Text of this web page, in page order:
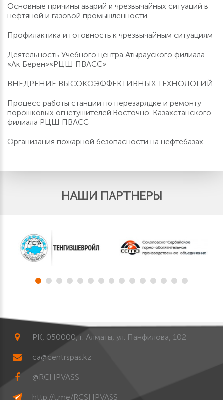
Основные причины аварий и чрезвычайных ситуаций в
нефтяной и газовой промышленности.
Профилактика и готовность к чрезвычайным ситуациям
Деятельность Учебного центра Атырауского филиала
«Ак Берен»«РЦШ ПВАСС»
ВНЕДРЕНИЕ ВЫСОКОЭФФЕКТИВНЫХ ТЕХНОЛОГИЙ
Процесс работы станции по перезарядке и ремонту
порошковых огнетушителей Восточно-Казахстанского
филиала РЦШ ПВАСС
Организация пожарной безопасности на нефтебазах
НАШИ ПАРТНЕРЫ
РК, 050000, г. Алматы, ул. Панфилова, 102
ca@centrspas.kz
@RCHPVASS
http://t.me/RCSHPVASS